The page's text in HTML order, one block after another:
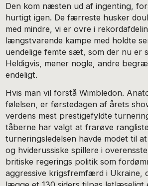
5
ud
af
6
stjerner
Den kom næsten ud af ingenting,
hurtigt igen. De færreste husker
med mindre, vi er ovre i
længstvarende kampe med holdte
uendelige femte sæt, som der nu er
Heldigvis, mener nogle, andre
endeligt.
Hvis man vil forstå Wimbledon.
følelsen, er førstedagen af årets
verdens mest prestigefyldte
tåberne har valgt at frarøve
turneringsledelsen havde modet til
og hviderussiske spillere i
britiske regerings politik som
aggressive krigsfremfærd i Ukraine,